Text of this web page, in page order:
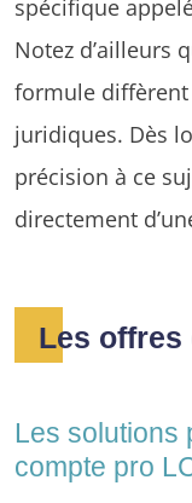
spécifique
Notez d’ailleurs
formule diffèrent
juridiques. Dès
précision à ce
directement
Les offres
Les solutions
compte pro